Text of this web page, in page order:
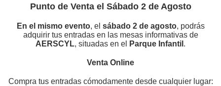
Punto de Venta el Sábado 2 de Agosto
En el mismo evento, el sábado 2 de agosto, podrás
adquirir tus entradas en las mesas informativas de
AERSCYL, situadas en el Parque Infantil .
Venta Online
Compra tus entradas cómodamente desde cualquier lugar: